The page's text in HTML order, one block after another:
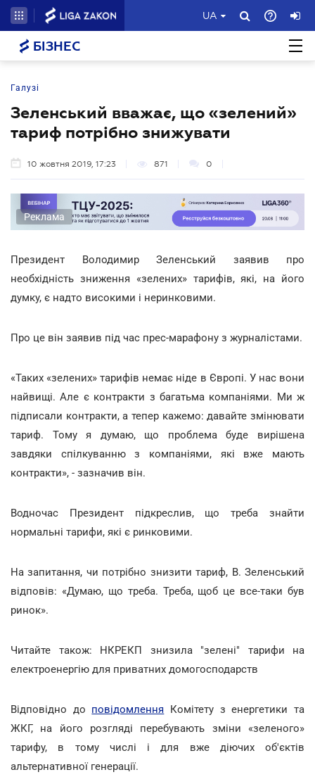
UA
БІЗНЕС
Галузі
Зеленський вважає, що «зелений»
тариф потрібно знижувати
10 жовтня 2019, 17:23 871 0
Реклама
Президент Володимир Зеленський заявив про
необхідність зниження «зелених» тарифів, які, на його
думку, є надто високими і неринковими.
Про це він заявив під час прес-марафону з журналістами.
«Таких «зелених» тарифів немає ніде в Європі. У нас вони
найвищі. Але є контракти з багатьма компаніями. Ми ж
підписали контракти, а тепер кажемо: давайте змінювати
тариф. Тому я думаю, що проблема буде вирішена
завдяки спілкуванню з компаніями, які вже мають
контракти», - зазначив він.
Водночас Президент підкреслив, що треба знайти
нормальні тарифи, які є ринковими.
На запитання, чи потрібно знизити тариф, В. Зеленський
відповів: «Думаю, що треба. Треба, щоб це все-таки був
ринок».
Читайте також: НКРЕКП знизила "зелені" тарифи на
електроенергію для приватних домогосподарств
Відповідно до повідомлення Комітету з енергетики та
ЖКГ, на його розгляді перебувають зміни «зеленого»
тарифу, в тому числі і для вже діючих об'єктів
альтернативної генерації.